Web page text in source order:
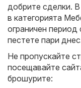
добрите сделки.
в категорията
ограничен период
пестете пари
Не пропускайте
посещавайте
брошурите: